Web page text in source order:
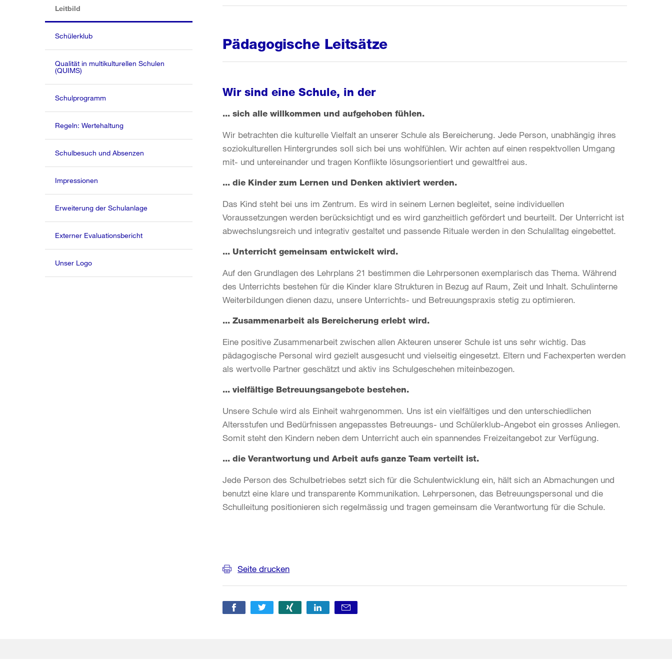
Pädagogische Leitsätze
Wir sind eine Schule, in der
... sich alle willkommen und aufgehoben fühlen.
Wir betrachten die kulturelle Vielfalt an unserer Schule als Bereicherung. Jede Person, unabhängig ihres
soziokulturellen Hintergrundes soll sich bei uns wohlfühlen. Wir achten auf einen respektvollen Umgang
mit- und untereinander und tragen Konflikte lösungsorientiert und gewaltfrei aus.
... die Kinder zum Lernen und Denken aktiviert werden.
Das Kind steht bei uns im Zentrum. Es wird in seinem Lernen begleitet, seine individuellen
Voraussetzungen werden berücksichtigt und es wird ganzheitlich gefördert und beurteilt. Der Unterricht ist
abwechslungsreich und integrativ gestaltet und passende Rituale werden in den Schulalltag eingebettet.
... Unterricht gemeinsam entwickelt wird.
Auf den Grundlagen des Lehrplans 21 bestimmen die Lehrpersonen exemplarisch das Thema. Während
des Unterrichts bestehen für die Kinder klare Strukturen in Bezug auf Raum, Zeit und Inhalt. Schulinterne
Weiterbildungen dienen dazu, unsere Unterrichts- und Betreuungspraxis stetig zu optimieren.
... Zusammenarbeit als Bereicherung erlebt wird.
Eine positive Zusammenarbeit zwischen allen Akteuren unserer Schule ist uns sehr wichtig. Das
pädagogische Personal wird gezielt ausgesucht und vielseitig eingesetzt. Eltern und Fachexperten werden
als wertvolle Partner geschätzt und aktiv ins Schulgeschehen miteinbezogen.
... vielfältige Betreuungsangebote bestehen.
Unsere Schule wird als Einheit wahrgenommen. Uns ist ein vielfältiges und den unterschiedlichen
Altersstufen und Bedürfnissen angepasstes Betreuungs- und Schülerklub-Angebot ein grosses Anliegen.
Somit steht den Kindern neben dem Unterricht auch ein spannendes Freizeitangebot zur Verfügung.
... die Verantwortung und Arbeit aufs ganze Team verteilt ist.
Jede Person des Schulbetriebes setzt sich für die Schulentwicklung ein, hält sich an Abmachungen und
benutzt eine klare und transparente Kommunikation. Lehrpersonen, das Betreuungspersonal und die
Schulleitung positionieren sich regelmässig und tragen gemeinsam die Verantwortung für die Schule.
Seite drucken
Leitbild
Schülerklub
Qualität in multikulturellen Schulen
(QUIMS)
Schulprogramm
Regeln: Wertehaltung
Schulbesuch und Absenzen
Impressionen
Erweiterung der Schulanlage
Externer Evaluationsbericht
Unser Logo